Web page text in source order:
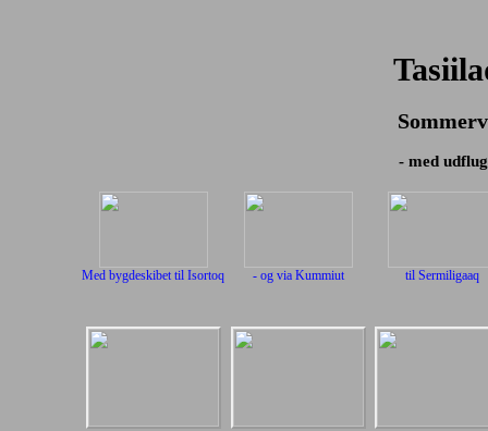
- med
Med bygdeskibet til Isortoq - og via Kummiut til Sermiligaaq